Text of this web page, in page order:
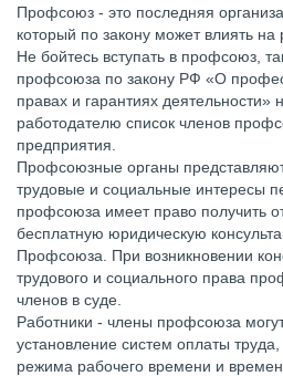
Профсоюз - это последняя
который по закону может влиять на
Не бойтесь вступать в профсоюз,
профсоюза по закону РФ «О
правах и гарантиях деятельности»
работодателю список членов
предприятия.
Профсоюзные органы
трудовые и социальные интересы
профсоюза имеет право получить
бесплатную юридическую
Профсоюза. При возникновении
трудового и социального права
членов в суде.
Работники - члены профсоюза
установление систем оплаты труда,
режима рабочего времени и